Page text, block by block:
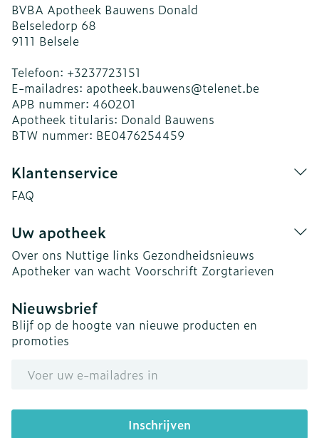
BVBA Apotheek Bauwens Donald
Belseledorp 68
9111 Belsele
Telefoon: +3237723151
E-mailadres: apotheek.bauwens@telenet.be
APB nummer: 460201
Apotheek titularis: Donald Bauwens
BTW nummer: BE0476254459
Klantenservice
FAQ
Uw apotheek
Over ons Nuttige links Gezondheidsnieuws
Apotheker van wacht Voorschrift Zorgtarieven
Nieuwsbrief
Blijf op de hoogte van nieuwe producten en
promoties
Inschrijven